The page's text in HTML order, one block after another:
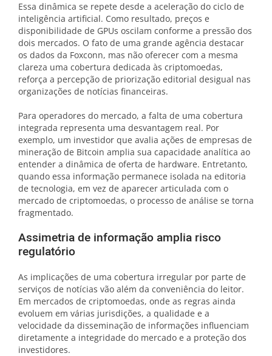
Essa dinâmica se repete desde a aceleração do ciclo de
inteligência artificial. Como resultado, preços e
disponibilidade de GPUs oscilam conforme a pressão dos
dois mercados. O fato de uma grande agência destacar
os dados da Foxconn, mas não oferecer com a mesma
clareza uma cobertura dedicada às criptomoedas,
reforça a percepção de priorização editorial desigual nas
organizações de notícias financeiras.
Para operadores do mercado, a falta de uma cobertura
integrada representa uma desvantagem real. Por
exemplo, um investidor que avalia ações de empresas de
mineração de Bitcoin amplia sua capacidade analítica ao
entender a dinâmica de oferta de hardware. Entretanto,
quando essa informação permanece isolada na editoria
de tecnologia, em vez de aparecer articulada com o
mercado de criptomoedas, o processo de análise se torna
fragmentado.
Assimetria de informação amplia risco
regulatório
As implicações de uma cobertura irregular por parte de
serviços de notícias vão além da conveniência do leitor.
Em mercados de criptomoedas, onde as regras ainda
evoluem em várias jurisdições, a qualidade e a
velocidade da disseminação de informações influenciam
diretamente a integridade do mercado e a proteção dos
investidores.